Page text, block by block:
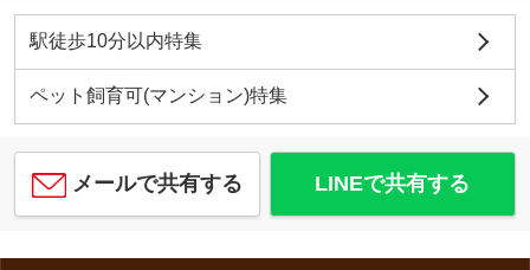
駅徒歩10分以内特集
ペット飼育可(マンション)特集
メールで共有する LINEで共有する